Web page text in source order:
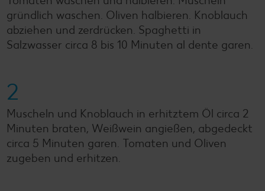
gründlich waschen. Oliven halbieren. Knoblauch
abziehen und zerdrücken. Spaghetti in
Salzwasser circa 8 bis 10 Minuten al dente garen.
2
Muscheln und Knoblauch in erhitztem Öl circa 2
Minuten braten, Weißwein angießen, abgedeckt
circa 5 Minuten garen. Tomaten und Oliven
zugeben und erhitzen.